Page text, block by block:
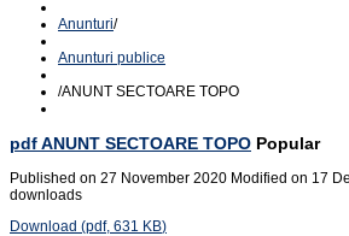
Anunturi/
Anunturi publice
/ANUNT SECTOARE TOPO
pdfANUNT SECTOARE TOPO Popular
Published on 27 November 2020 Modified on 17
downloads
Download (pdf, 631 KB)